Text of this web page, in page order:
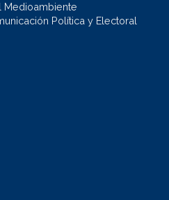
Medioambiente
Política y Electoral